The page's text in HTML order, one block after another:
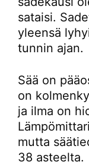
sataisi.
yleensä
tunnin ajan.
Sää on
on
ja ilma on
mutta
38 asteelta.